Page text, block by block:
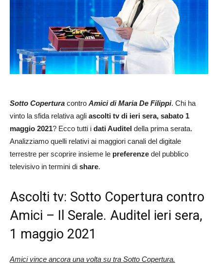
Sotto Copertura contro Amici di Maria De Filippi. Chi ha
vinto la sfida relativa agli ascolti tv di ieri sera, sabato 1
maggio 2021? Ecco tutti i dati Auditel della prima serata.
Analizziamo quelli relativi ai maggiori canali del digitale
terrestre per scoprire insieme le preferenze del pubblico
televisivo in termini di share.
Ascolti tv: Sotto Copertura contro
Amici – Il Serale. Auditel ieri sera,
1 maggio 2021
Amici vince ancora una volta su tra Sotto Copertura.